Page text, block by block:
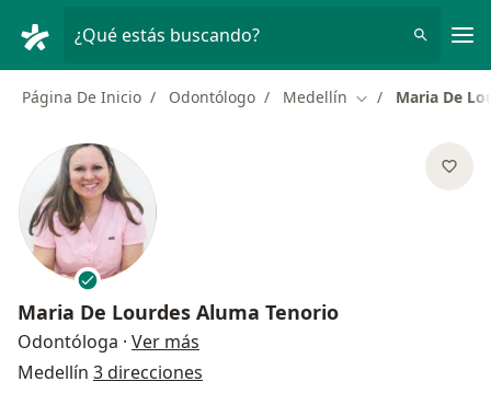
¿Qué estás buscando?
Página De Inicio Odontólogo Medellín Cambiar de
Maria De
Maria De Lourdes Aluma Tenorio
Odontóloga · Ver más
Medellín 3 direcciones